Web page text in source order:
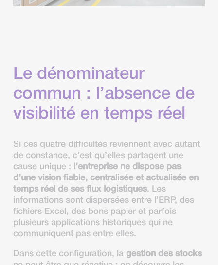
Le dénominateur
commun : l’absence de
visibilité en temps réel
Si ces quatre difficultés reviennent avec autant
de constance, c’est qu’elles partagent une
cause unique :
l’entreprise ne dispose pas
d’une vision fiable, centralisée et actualisée en
temps réel de ses flux logistiques. Les
informations sont dispersées entre l’ERP, des
fichiers Excel, des bons papier et parfois
plusieurs applications historiques qui ne
communiquent pas entre elles.
Dans cette configuration, la gestion des stocks